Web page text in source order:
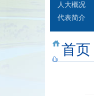
人大概况
代表简介
首页